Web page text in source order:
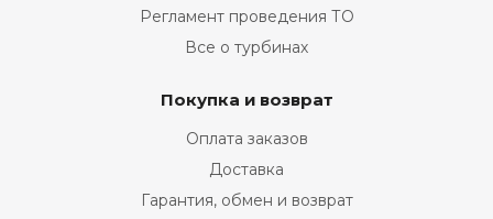
Регламент проведения ТО
Все о турбинах
Покупка и возврат
Оплата заказов
Доставка
Гарантия, обмен и возврат